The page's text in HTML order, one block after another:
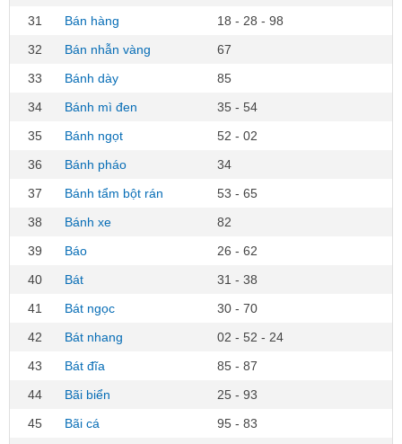
31
Bán hàng
18 - 28 - 98
32
Bán nhẫn vàng
67
33
Bánh dày
85
34
Bánh mì đen
35 - 54
35
Bánh ngọt
52 - 02
36
Bánh pháo
34
37
Bánh tẩm bột rán
53 - 65
38
Bánh xe
82
39
Báo
26 - 62
40
Bát
31 - 38
41
Bát ngọc
30 - 70
42
Bát nhang
02 - 52 - 24
43
Bát đĩa
85 - 87
44
Bãi biển
25 - 93
45
Bãi cá
95 - 83